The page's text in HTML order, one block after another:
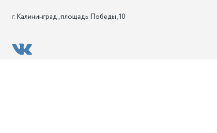
г. Калининград , площадь Победы, 10